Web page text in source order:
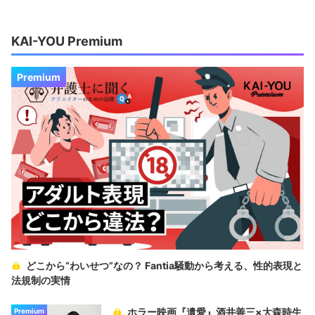
KAI-YOU Premium
Premium
どこから“わいせつ”なの？ Fantia騒動から考える、性的表現と
法規制の実情
Premium ホラー映画『遺愛』酒井善三×大森時生